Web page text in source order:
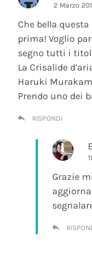
2 Marzo
Che bella
prima! Voglio
segno tutti i
La Crisalide
Haruki
Prendo uno dei
RISPONDI
Grazie